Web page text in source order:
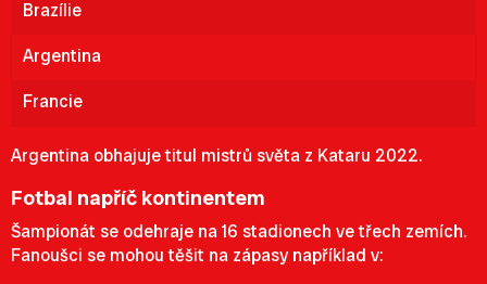
Brazílie
Argentina
Francie
Argentina obhajuje titul mistrů světa z Kataru 2022.
Fotbal napříč kontinentem
Šampionát se odehraje na 16 stadionech ve třech zemích.
Fanoušci se mohou těšit na zápasy například v: